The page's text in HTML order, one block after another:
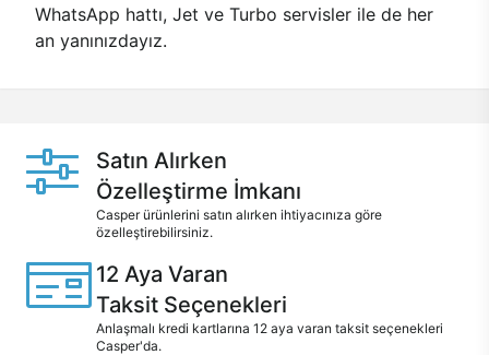
WhatsApp hattı, Jet ve Turbo servisler ile de her
an yanınızdayız.
Satın Alırken
Özelleştirme İmkanı
Casper ürünlerini satın alırken ihtiyacınıza göre
özelleştirebilirsiniz.
12 Aya Varan
Taksit Seçenekleri
Anlaşmalı kredi kartlarına 12 aya varan taksit seçenekleri
Casper'da.